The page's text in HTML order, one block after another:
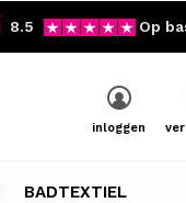
BADTEXTIEL
inloggen
8.5 Op